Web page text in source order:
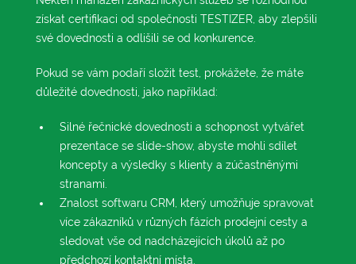
získat certifikaci od společnosti TESTIZER, aby zlepšili
své dovednosti a odlišili se od konkurence.
Pokud se vám podaří složit test, prokážete, že máte
důležité dovednosti, jako například:
Silné řečnické dovednosti a schopnost vytvářet
prezentace se slide-show, abyste mohli sdílet
koncepty a výsledky s klienty a zúčastněnými
stranami.
Znalost softwaru CRM, který umožňuje spravovat
více zákazníků v různých fázích prodejní cesty a
sledovat vše od nadcházejících úkolů až po
předchozí kontaktní místa.